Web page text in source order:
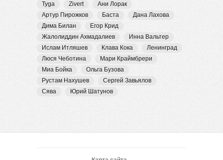
Tyga
Zivert
Ани Лорак
Артур Пирожков
Баста
Дана Лахова
Дима Билан
Егор Крид
Жалолиддин Ахмадалиев
Инна Вальтер
Ислам Итляшев
Клава Кока
Ленинград
Люся Чеботина
Мари Краймбрери
Миа Бойка
Ольга Бузова
Рустам Нахушев
Сергей Завьялов
Сява
Юрий Шатунов